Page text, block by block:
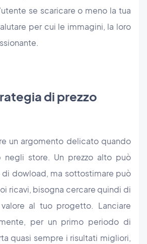
se scaricare o meno la tua
per cui le immagini, la loro
di prezzo
un argomento delicato quando
negli store. Un prezzo alto può
di dowload, ma sottostimare può
ricavi, bisogna cercare quindi di
al tuo progetto. Lanciare
per un primo periodo di
quasi sempre i risultati migliori,